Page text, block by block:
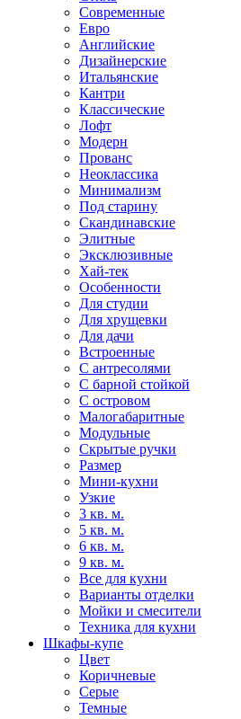
Современные
Евро
Английские
Дизайнерские
Итальянские
Кантри
Классические
Лофт
Модерн
Прованс
Неоклассика
Минимализм
Под старину
Скандинавские
Элитные
Эксклюзивные
Хай-тек
Особенности
Для студии
Для хрущевки
Для дачи
Встроенные
С антресолями
С барной стойкой
С островом
Малогабаритные
Модульные
Скрытые ручки
Размер
Мини-кухни
Узкие
3 кв. м.
5 кв. м.
6 кв. м.
9 кв. м.
Все для кухни
Варианты отделки
Мойки и смесители
Техника для кухни
Шкафы-купе
Цвет
Коричневые
Серые
Темные